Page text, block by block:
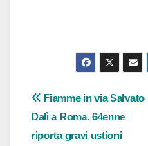
Navigazione
articoli
Fiamme in via Salvato
Dalì a Roma. 64enne
riporta gravi ustioni